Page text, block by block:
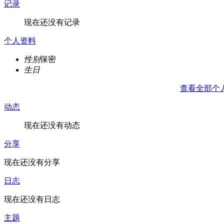
记录
现在还没有记录
个人资料
性别保密
生日
查看全部个
动态
现在还没有动态
分享
现在还没有分享
日志
现在还没有日志
主题